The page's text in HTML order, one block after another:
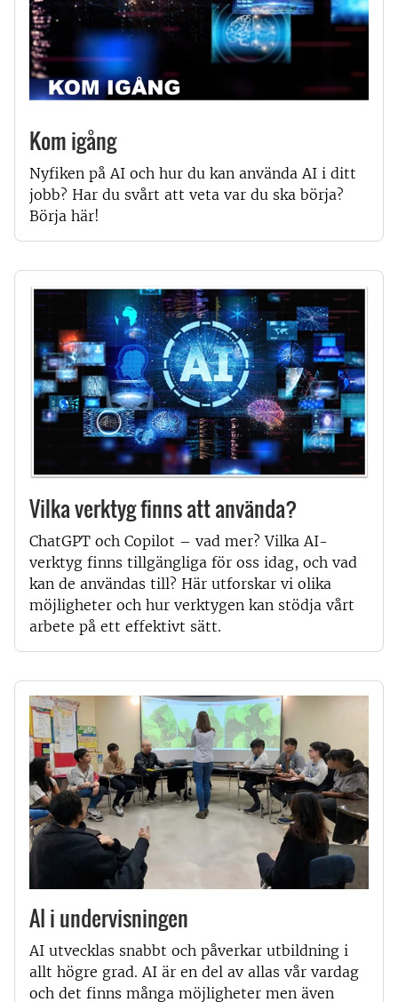
Kom igång
Nyfiken på AI och hur du kan använda AI i ditt
jobb? Har du svårt att veta var du ska börja?
Börja här!
Vilka verktyg finns att använda?
ChatGPT och Copilot – vad mer? Vilka AI-
verktyg finns tillgängliga för oss idag, och vad
kan de användas till? Här utforskar vi olika
möjligheter och hur verktygen kan stödja vårt
arbete på ett effektivt sätt.
AI i undervisningen
AI utvecklas snabbt och påverkar utbildning i
allt högre grad. AI är en del av allas vår vardag
och det finns många möjligheter men även